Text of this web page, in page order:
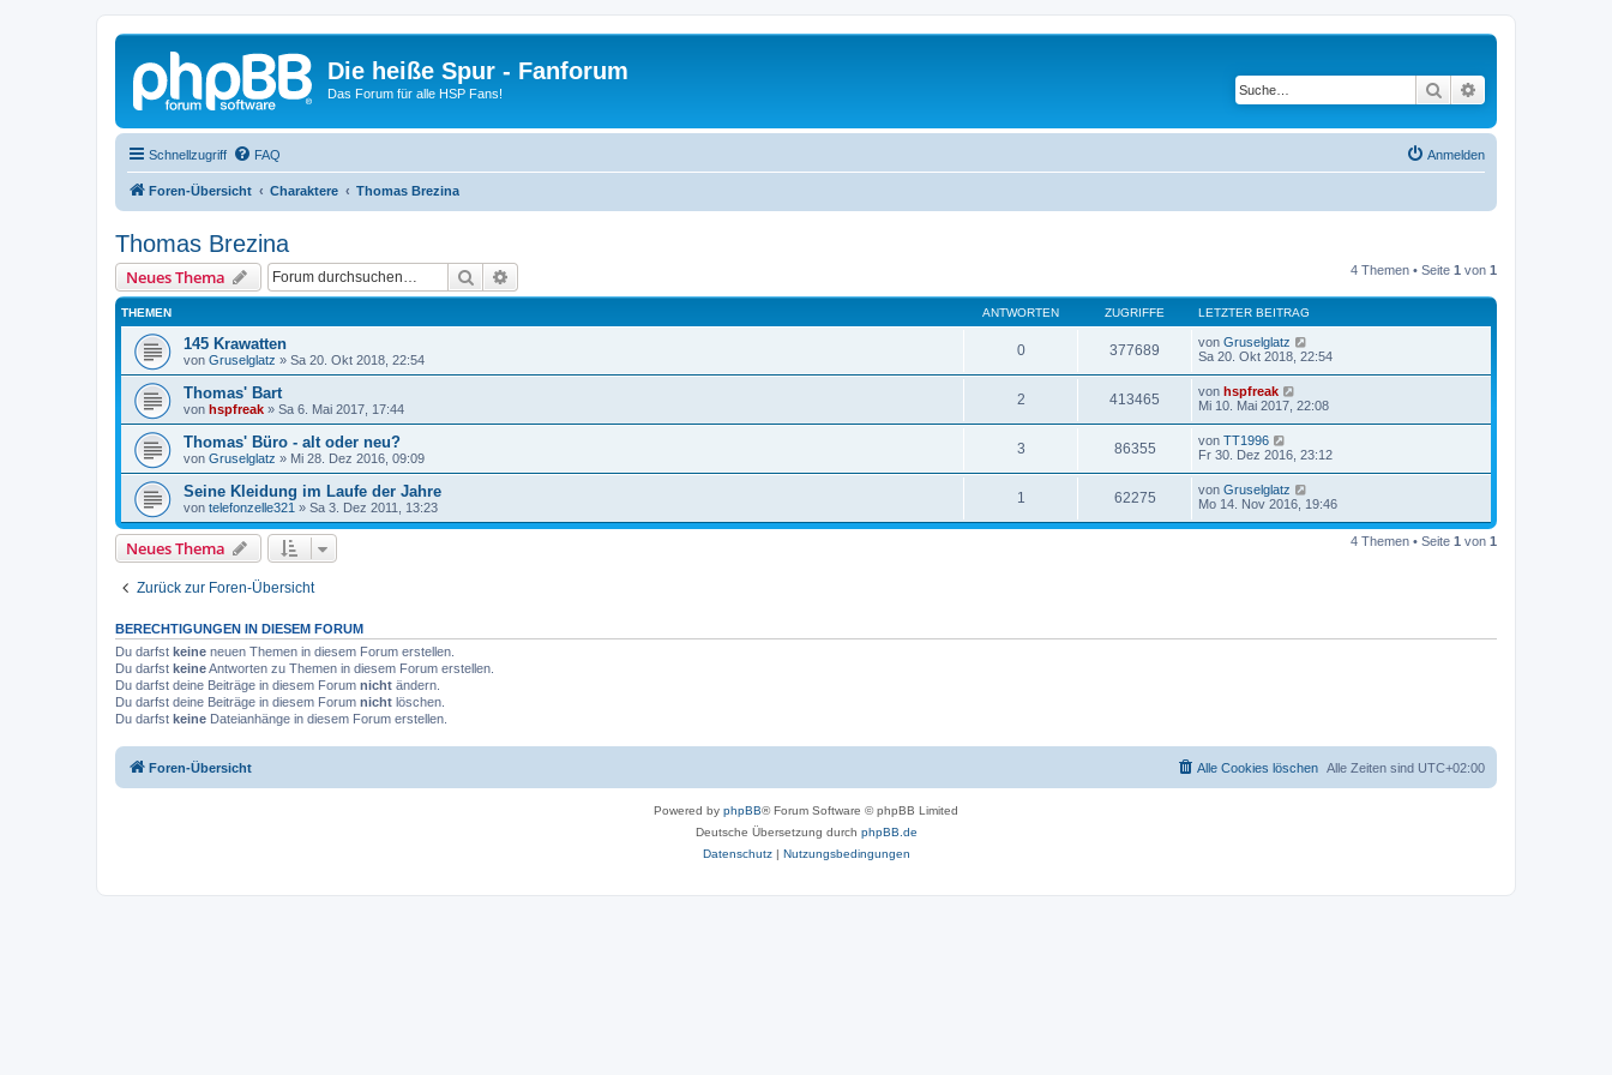
Die heiße Spur - Fanforum
Das Forum für alle HSP Fans! Suche
Schnellzugriff FAQ Anmelden
Foren-Übersicht Charaktere Thomas Brezina
Thomas Brezina
Neues Thema Suche 4 Themen • Seite 1 von 1
THEMEN ANTWORTEN ZUGRIFFE LETZTER BEITRAG
145 Krawatten
von Gruselglatz » Sa 20. Okt 2018, 22:54
0 377689 von Gruselglatz
Sa 20. Okt 2018, 22:54
Thomas' Bart
von hspfreak » Sa 6. Mai 2017, 17:44
2 413465 von hspfreak
Mi 10. Mai 2017, 22:08
Thomas' Büro - alt oder neu?
von Gruselglatz » Mi 28. Dez 2016, 09:09
3 86355 von TT1996
Fr 30. Dez 2016, 23:12
Seine Kleidung im Laufe der Jahre
von telefonzelle321 » Sa 3. Dez 2011, 13:23
1 62275 von Gruselglatz
Mo 14. Nov 2016, 19:46
Neues Thema 4 Themen • Seite 1 von 1
Zurück zur Foren-Übersicht
BERECHTIGUNGEN IN DIESEM FORUM
Du darfst keine neuen Themen in diesem Forum erstellen.
Du darfst keineAntworten zu Themen in diesem Forum erstellen.
Du darfst deine Beiträge in diesem Forum nicht ändern.
Du darfst deine Beiträge in diesem Forum nicht löschen.
Du darfst keine Dateianhänge in diesem Forum erstellen.
Foren-Übersicht Alle Zeiten sind UTC+02:00
Alle Cookies löschen
Powered by phpBB® Forum Software © phpBB Limited
Deutsche Übersetzung durch phpBB.de
Datenschutz| Nutzungsbedingungen